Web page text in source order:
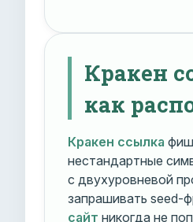
Кракен
как
Кракен ссылка
нестандартные
с двухуровневой
запрашивать seed-
сайт никогда не